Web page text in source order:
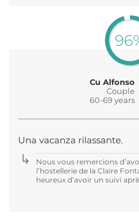
Cu Alfonso
Couple
60-69 years
Una vacanza rilassante.
Nous vous remercions
l’hostellerie de la Claire
heureux d’avoir un suivi